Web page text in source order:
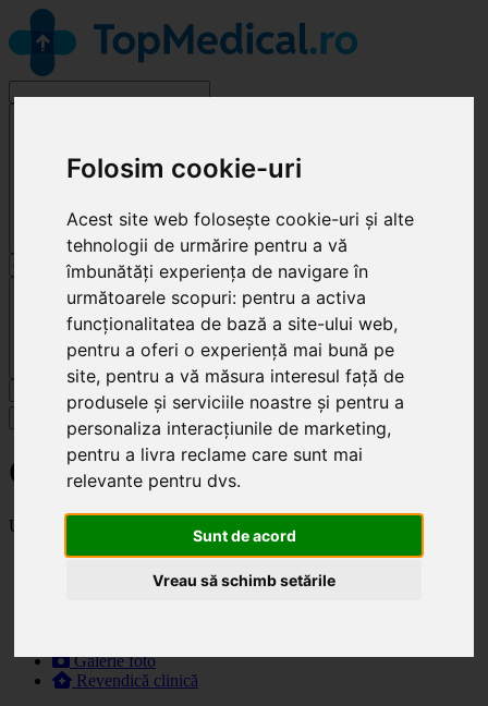
Folosim cookie-uri
Acest site web folosește cookie-uri și alte
tehnologii de urmărire pentru a vă
îmbunătăți experiența de navigare în
următoarele scopuri: pentru a activa
funcționalitatea de bază a site-ului web,
pentru a oferi o experiență mai bună pe
site, pentru a vă măsura interesul față de
produsele și serviciile noastre și pentru a
personaliza interacțiunile de marketing,
pentru a livra reclame care sunt mai
relevante pentru dvs.
Sunt de acord
Vreau să schimb setările
Specialități
OFTA MEDICAL CLINIC
Ultima actualizare: 03.06.2025
Descriere
Galerie foto
Revendică clinică